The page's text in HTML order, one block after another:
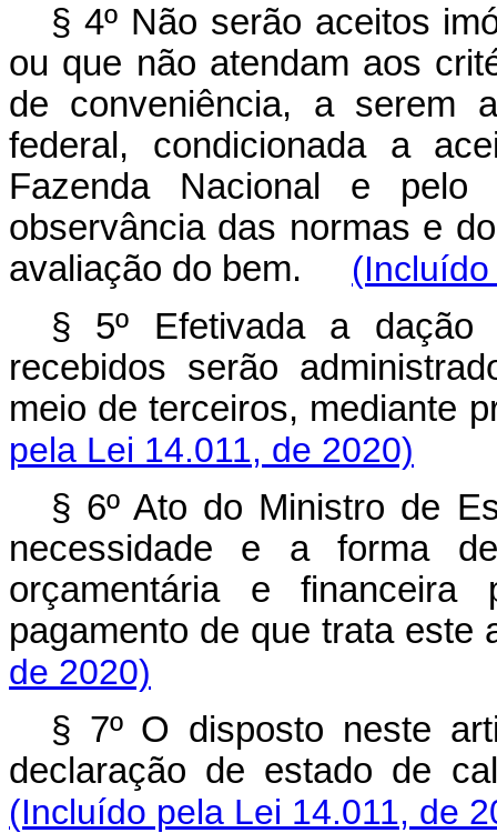
§ 4º Não serão aceitos
ou que não atendam aos
de conveniência, a serem
federal, condicionada a
Fazenda Nacional e
observância das normas e
avaliação do bem.
§ 5º Efetivada a dação
recebidos serão
meio de terceiros,
pela Lei 14.011, de 2020)
§ 6º Ato do Ministro de
necessidade e a forma
orçamentária e
pagamento de que trata
de 2020)
§ 7º O disposto neste
declaração de estado
(Incluído pela Lei 14.011, de